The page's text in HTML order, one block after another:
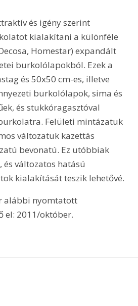
kialakítani a különféle
Homestar) expandált
burkolólapokból. Ezek a
és 50x50 cm-es, illetve
burkolólapok, sima és
és stukkóragasztóval
Felületi mintázatuk
változatuk kazettás
bevonatú. Ez utóbbiak
változatos hatású
kialakítását teszik lehetővé.
alábbi nyomtatott
el: 2011/október.